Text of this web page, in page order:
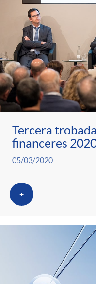
s
Tercera
financeres
05/03/2020
+